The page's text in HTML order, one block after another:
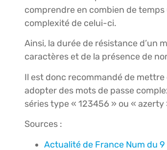
comprendre en combien de
complexité de celui-ci.
Ainsi, la durée de résistance d’un
caractères et de la présence de
Il est donc recommandé de
adopter des mots de passe
séries type « 123456 » ou « azerty
Sources :
Actualité de France Num du